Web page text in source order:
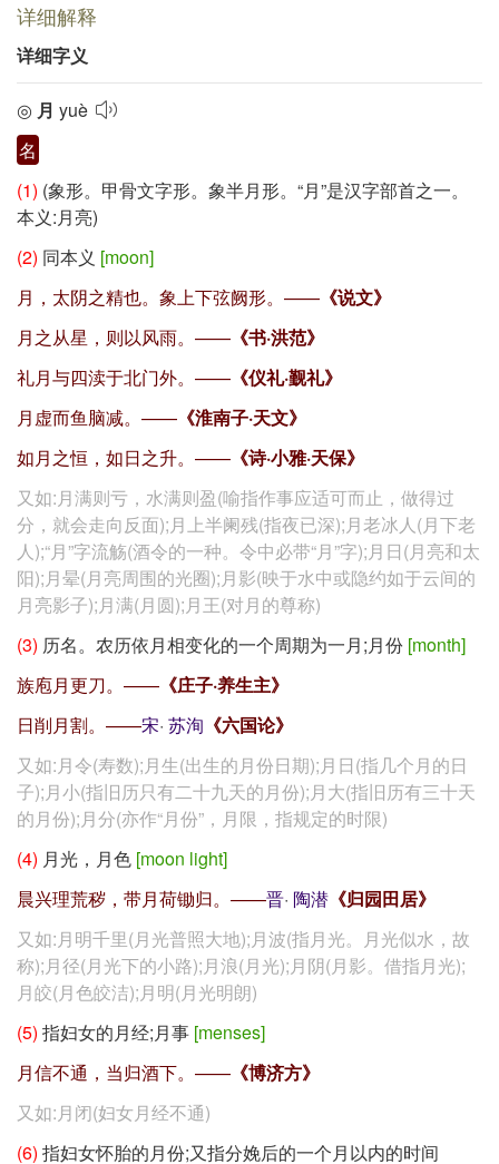
详细解释
详细字义
◎ 月 yuè
名
(1) (象形。甲骨文字形。象半月形。“月”是汉字部首之一。
本义:月亮)
(2) 同本义 [moon]
月，太阴之精也。象上下弦阙形。—— 《说文》
月之从星，则以风雨。—— 《书·洪范》
礼月与四渎于北门外。—— 《仪礼·觐礼》
月虚而鱼脑减。—— 《淮南子·天文》
如月之恒，如日之升。—— 《诗·小雅·天保》
又如:月满则亏，水满则盈(喻指作事应适可而止，做得过
分，就会走向反面);月上半阑残(指夜已深);月老冰人(月下老
人);“月”字流觞(酒令的一种。令中必带“月”字);月日(月亮和太
阳);月晕(月亮周围的光圈);月影(映于水中或隐约如于云间的
月亮影子);月满(月圆);月王(对月的尊称)
(3) 历名。农历依月相变化的一个周期为一月;月份 [month]
族庖月更刀。—— 《庄子·养生主》
日削月割。——宋· 苏洵 《六国论》
又如:月令(寿数);月生(出生的月份日期);月日(指几个月的日
子);月小(指旧历只有二十九天的月份);月大(指旧历有三十天
的月份);月分(亦作“月份”，月限，指规定的时限)
(4) 月光，月色 [moon light]
晨兴理荒秽，带月荷锄归。——晋· 陶潜 《归园田居》
又如:月明千里(月光普照大地);月波(指月光。月光似水，故
称);月径(月光下的小路);月浪(月光);月阴(月影。借指月光);
月皎(月色皎洁);月明(月光明朗)
(5) 指妇女的月经;月事 [menses]
月信不通，当归酒下。—— 《博济方》
又如:月闭(妇女月经不通)
(6) 指妇女怀胎的月份;又指分娩后的一个月以内的时间